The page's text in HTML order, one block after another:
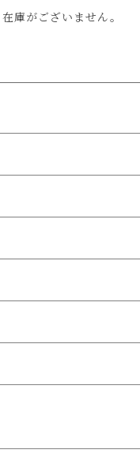
庫がございません。